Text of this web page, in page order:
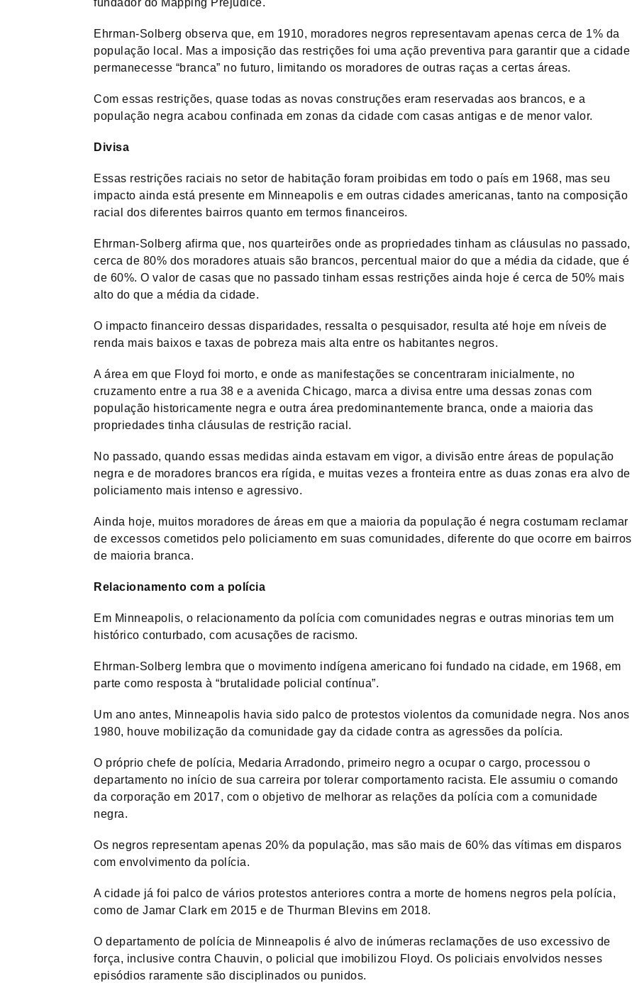
fundador do Mapping Prejudice.
Ehrman-Solberg observa que, em 1910, moradores negros representavam apenas cerca de 1% da
população local. Mas a imposição das restrições foi uma ação preventiva para garantir que a cidade
permanecesse “branca” no futuro, limitando os moradores de outras raças a certas áreas.
Com essas restrições, quase todas as novas construções eram reservadas aos brancos, e a
população negra acabou confinada em zonas da cidade com casas antigas e de menor valor.
Divisa
Essas restrições raciais no setor de habitação foram proibidas em todo o país em 1968, mas seu
impacto ainda está presente em Minneapolis e em outras cidades americanas, tanto na composição
racial dos diferentes bairros quanto em termos financeiros.
Ehrman-Solberg afirma que, nos quarteirões onde as propriedades tinham as cláusulas no passado,
cerca de 80% dos moradores atuais são brancos, percentual maior do que a média da cidade, que é
de 60%. O valor de casas que no passado tinham essas restrições ainda hoje é cerca de 50% mais
alto do que a média da cidade.
O impacto financeiro dessas disparidades, ressalta o pesquisador, resulta até hoje em níveis de
renda mais baixos e taxas de pobreza mais alta entre os habitantes negros.
A área em que Floyd foi morto, e onde as manifestações se concentraram inicialmente, no
cruzamento entre a rua 38 e a avenida Chicago, marca a divisa entre uma dessas zonas com
população historicamente negra e outra área predominantemente branca, onde a maioria das
propriedades tinha cláusulas de restrição racial.
No passado, quando essas medidas ainda estavam em vigor, a divisão entre áreas de população
negra e de moradores brancos era rígida, e muitas vezes a fronteira entre as duas zonas era alvo de
policiamento mais intenso e agressivo.
Ainda hoje, muitos moradores de áreas em que a maioria da população é negra costumam reclamar
de excessos cometidos pelo policiamento em suas comunidades, diferente do que ocorre em bairros
de maioria branca.
Relacionamento com a polícia
Em Minneapolis, o relacionamento da polícia com comunidades negras e outras minorias tem um
histórico conturbado, com acusações de racismo.
Ehrman-Solberg lembra que o movimento indígena americano foi fundado na cidade, em 1968, em
parte como resposta à “brutalidade policial contínua”.
Um ano antes, Minneapolis havia sido palco de protestos violentos da comunidade negra. Nos anos
1980, houve mobilização da comunidade gay da cidade contra as agressões da polícia.
O próprio chefe de polícia, Medaria Arradondo, primeiro negro a ocupar o cargo, processou o
departamento no início de sua carreira por tolerar comportamento racista. Ele assumiu o comando
da corporação em 2017, com o objetivo de melhorar as relações da polícia com a comunidade
negra.
Os negros representam apenas 20% da população, mas são mais de 60% das vítimas em disparos
com envolvimento da polícia.
A cidade já foi palco de vários protestos anteriores contra a morte de homens negros pela polícia,
como de Jamar Clark em 2015 e de Thurman Blevins em 2018.
O departamento de polícia de Minneapolis é alvo de inúmeras reclamações de uso excessivo de
força, inclusive contra Chauvin, o policial que imobilizou Floyd. Os policiais envolvidos nesses
episódios raramente são disciplinados ou punidos.